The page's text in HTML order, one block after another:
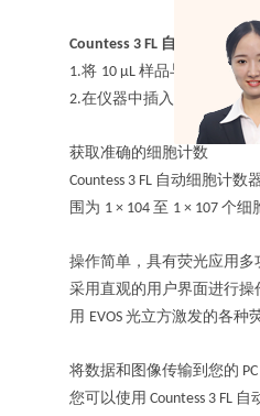
Countess 3 FL 自动细胞计数
1.将 10 µL 样品与 台
2.在仪器中插入玻片。借助
获取准确的细胞计数
Countess 3 FL 自动细胞计数
围为 1 × 104 至 1 × 107 个细
操作简单，具有荧光应用多
采用直观的用户界面进行操
用 EVOS 光立方激发的各种
将数据和图像传输到您的 PC
您可以使用 Countess 3 FL 自